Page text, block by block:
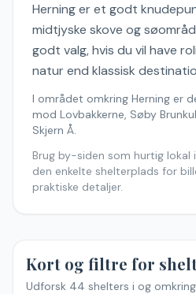
Herning er et godt
midtjyske skove og
godt valg, hvis du vil have
natur end klassisk
I området omkring Herning er
mod Lovbakkerne, Søby
Skjern Å.
Brug by-siden som hurtig lokal
den enkelte shelterplads for
praktiske detaljer.
Kort og filtre for
Udforsk 44 shelters i og omkring